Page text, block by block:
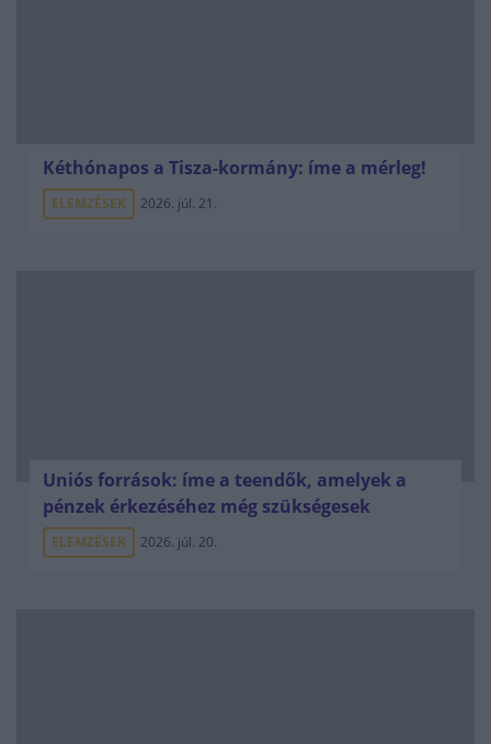
Kéthónapos a Tisza-kormány: íme a mérleg!
ELEMZÉSEK 2026. júl. 21.
Uniós források: íme a teendők, amelyek a
pénzek érkezéséhez még szükségesek
ELEMZÉSEK 2026. júl. 20.